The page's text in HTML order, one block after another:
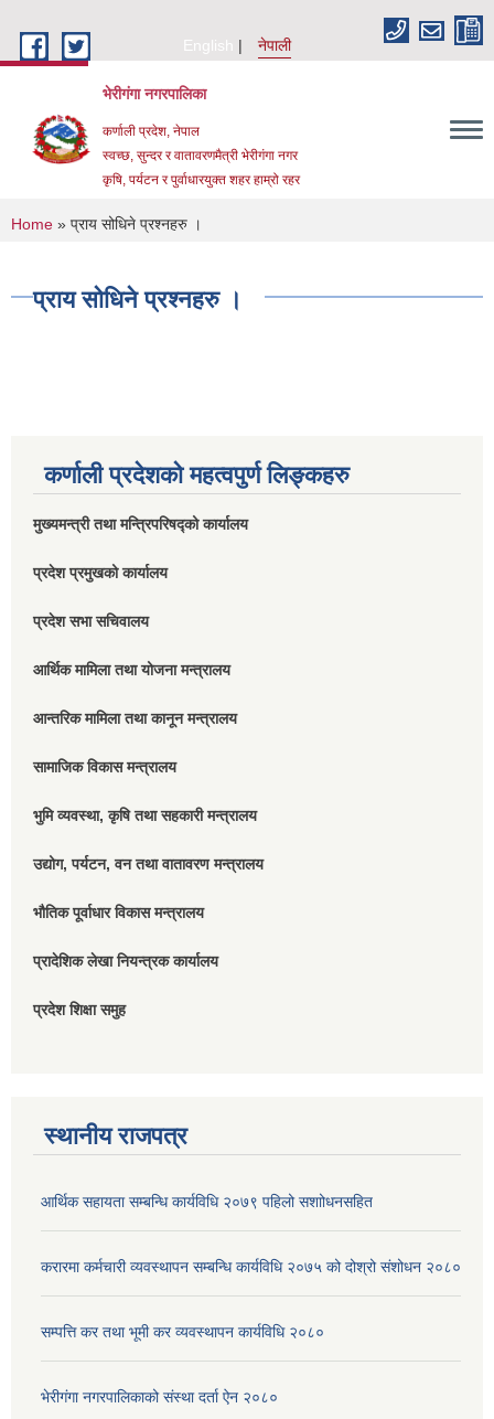
English
नेपाली
भेरीगंगा नगरपालिका
कर्णाली प्रदेश, नेपाल
स्वच्छ, सुन्दर र वातावरणमैत्री भेरीगंगा नगर
कृषि, पर्यटन र पुर्वाधारयुक्त शहर हाम्रो रहर
You are here
Home » प्राय सोधिने प्रश्नहरु ।
प्राय सोधिने प्रश्नहरु ।
कर्णाली प्रदेशको महत्वपुर्ण लिङ्कहरु
मुख्यमन्त्री तथा मन्त्रिपरिषद्को कार्यालय
प्रदेश प्रमुखको कार्यालय
प्रदेश सभा सचिवालय
आर्थिक मामिला तथा योजना मन्त्रालय
आन्तरिक मामिला तथा कानून मन्त्रालय
सामाजिक विकास मन्त्रालय
भुमि व्यवस्था, कृषि तथा सहकारी मन्त्रालय
उद्योग, पर्यटन, वन तथा वातावरण मन्त्रालय
भौतिक पूर्वाधार विकास मन्त्रालय
प्रादेशिक लेखा नियन्त्रक कार्यालय
प्रदेश शिक्षा समुह
स्थानीय राजपत्र
आर्थिक सहायता सम्बन्धि कार्यविधि २०७९ पहिलो स‌शाोधनसहित
करारमा कर्मचारी व्यवस्थापन सम्बन्धि कार्यविधि २०७५ को दोश्रो संशोधन २०८०
सम्पत्ति कर तथा भूमी कर व्यवस्थापन कार्यविधि २०८०
भेरीगंगा नगरपालिकाको संस्था दर्ता ऐन २०८०